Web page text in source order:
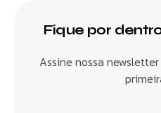
Fique por
Assine nossa